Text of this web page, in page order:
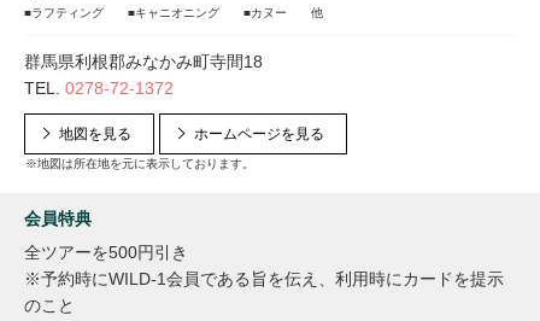
■ラフティング ■キャニオニング ■カヌー 他
群馬県利根郡みなかみ町寺間18
TEL. 0278-72-1372
地図を見る
※地図は所在地を元に表示しております。
ホームページを見る
会員特典
全ツアーを500円引き
※予約時にWILD-1会員である旨を伝え、利用時にカードを提示
のこと